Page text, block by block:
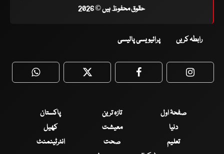
حقوق محفوظ ہیں © 2026
رابطہ کریں پرائیویسی پالیسی
WhatsApp Twitter Facebook
صفحۂ اول تازہ ترین
پاکستان
دنیا
معیشت
کھیل
تعلیم
صحت
انٹرٹینمنٹ